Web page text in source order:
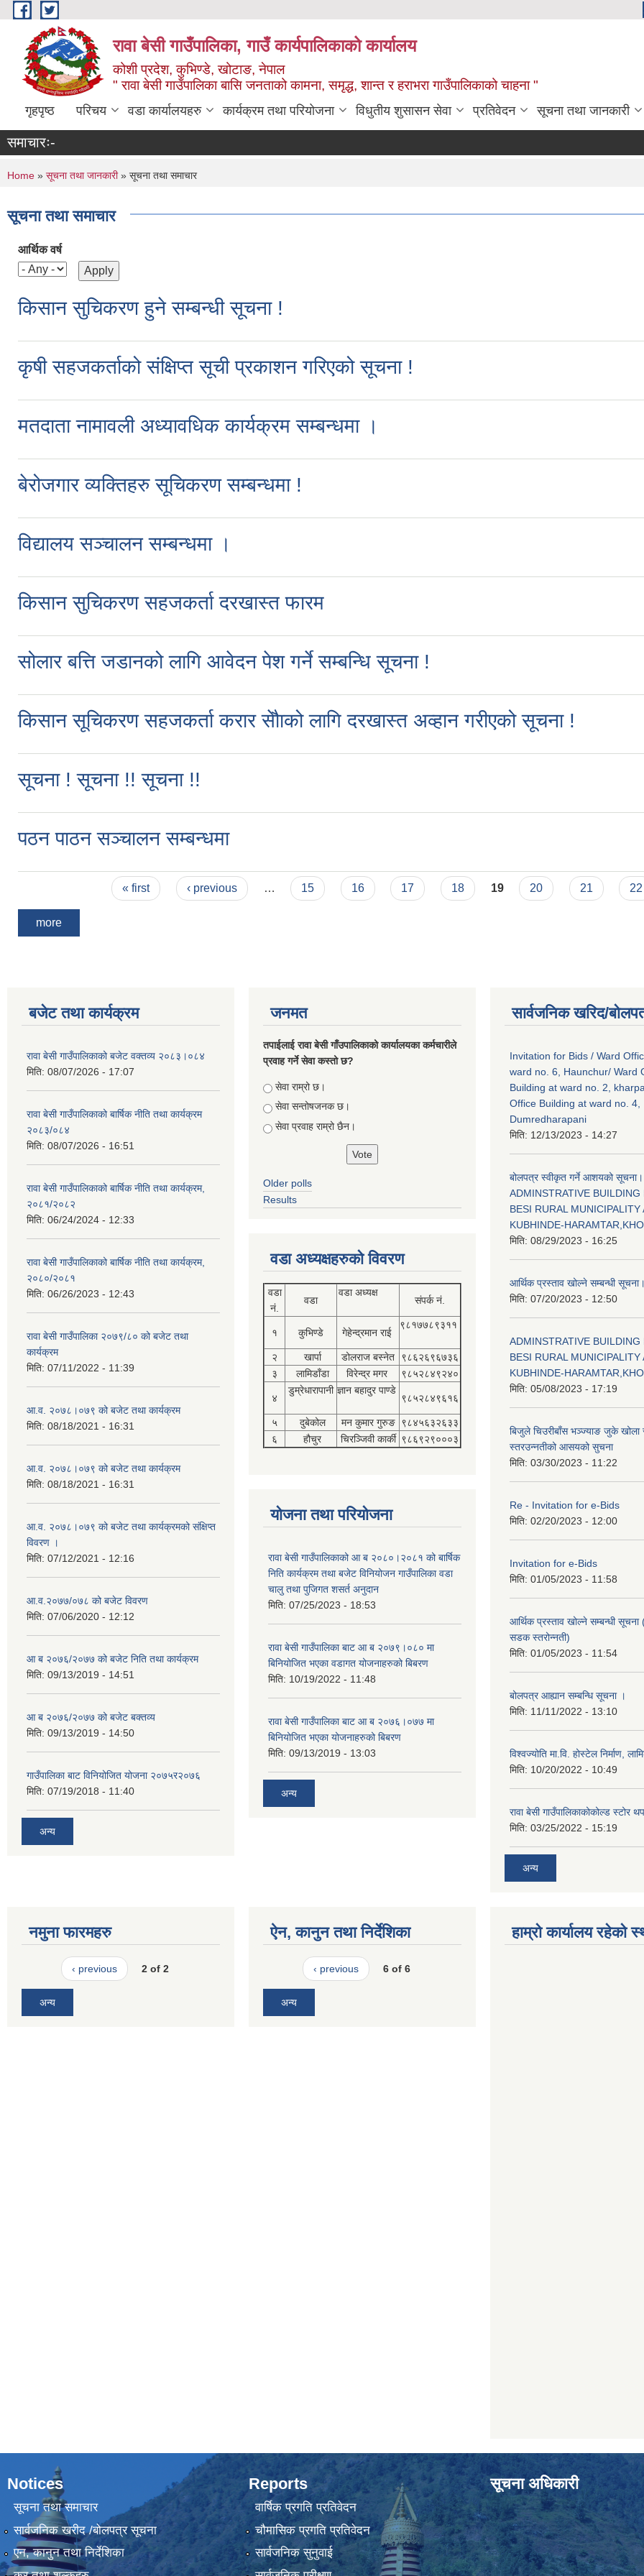
Skip to main content
रावा बेसी गाउँपालिका, गाउँ कार्यपालिकाको कार्यालय
कोशी प्रदेश, कुभिण्डे, खोटाङ, नेपाल
" रावा बेसी गाउँपालिका बासि जनताको कामना, समृद्ध, शान्त र हराभरा गाउँपालिकाको चाहना "
गृहपृष्ठ परिचय वडा कार्यालयहरु कार्यक्रम तथा परियोजना विधुतीय शुसासन सेवा प्रतिवेदन सूचना तथा जानकारी
समाचारः-
You are here
Home » सूचना तथा जानकारी» सूचना तथा समाचार
सूचना तथा समाचार
आर्थिक वर्ष
किसान सुचिकरण हुने सम्बन्धी सूचना !
कृषी सहजकर्ताको संक्षिप्त सूची प्रकाशन गरिएको सूचना !
मतदाता नामावली अध्यावधिक कार्यक्रम सम्बन्धमा ।
बेरोजगार व्यक्तिहरु सूचिकरण सम्बन्धमा !
विद्यालय सञ्चालन सम्बन्धमा ।
किसान सुचिकरण सहजकर्ता दरखास्त फारम
सोलार बत्ति जडानको लागि आवेदन पेश गर्ने सम्बन्धि सूचना !
किसान सूचिकरण सहजकर्ता करार सेौाको लागि दरखास्त अव्हान गरीएको सूचना !
सूचना ! सूचना !! सूचना !!
पठन पाठन सञ्चालन सम्बन्धमा
« first ‹ previous … 15 16 17 18 19 20 21 22
more
बजेट तथा कार्यक्रम
रावा बेसी गाउँपालिकाको बजेट वक्तव्य २०८३।०८४
मिति: 08/07/2026 - 17:07
रावा बेसी गाउँपालिकाको बार्षिक नीति तथा कार्यक्रम
२०८३/०८४
मिति: 08/07/2026 - 16:51
रावा बेसी गाउँपालिकाको बार्षिक नीति तथा कार्यक्रम,
२०८१/२०८२
मिति: 06/24/2024 - 12:33
रावा बेसी गाउँपालिकाको बार्षिक नीति तथा कार्यक्रम,
२०८०/२०८१
मिति: 06/26/2023 - 12:43
रावा बेसी गाउँपालिका २०७९/८० को बजेट तथा
कार्यक्रम
मिति: 07/11/2022 - 11:39
आ.व. २०७८।०७९ को बजेट तथा कार्यक्रम
मिति: 08/18/2021 - 16:31
आ.व. २०७८।०७९ को बजेट तथा कार्यक्रम
मिति: 08/18/2021 - 16:31
आ.व. २०७८।०७९ को बजेट तथा कार्यक्रमको संक्षिप्त
विवरण ।
मिति: 07/12/2021 - 12:16
आ.व.२०७७/०७८ को बजेट विवरण
मिति: 07/06/2020 - 12:12
आ ब २०७६/२०७७ को बजेट निति तथा कार्यक्रम
मिति: 09/13/2019 - 14:51
आ ब २०७६/२०७७ को बजेट बक्तव्य
मिति: 09/13/2019 - 14:50
गाउँपालिका बाट विनियोजित योजना २०७५र२०७६
मिति: 07/19/2018 - 11:40
अन्य
जनमत
तपाईलाई रावा बेसी गाँउपालिकाको कार्यालयका कर्मचारीले
प्रवाह गर्ने सेवा कस्तो छ?
Choices
सेवा राम्रो छ।
सेवा सन्तोषजनक छ।
सेवा प्रवाह राम्रो छैन।
Older polls
Results
वडा अध्यक्षहरुको विवरण
वडा
नं.
वडा
वडा अध्यक्ष
संपर्क नं.
१ कुभिण्डे गेहेन्द्रमान राई
९८१७७८९३११
२ खार्पा डोलराज बस्नेत
९८६२६९६७३६
३
लामिडाँडा विरेन्द्र मगर ९८५२८४९२४०
४
डुम्रेधारापानी ज्ञान बहादुर पाण्डे
९८५२८४९६१६
५ दुबेकोल मन कुमार गुरुङ ९८४५६३२६३३
६
हौचुर चिरञ्जिवी कार्की ९८६९२९०००३
योजना तथा परियोजना
रावा बेसी गाउँपालिकाको आ ब २०८०।२०८१ को बार्षिक
निति कार्यक्रम तथा बजेट विनियोजन गाउँपालिका वडा
चालु तथा पुजिगत शसर्त अनुदान
मिति: 07/25/2023 - 18:53
रावा बेसी गाउँपालिका बाट आ ब २०७९।०८० मा
बिनियोजित भएका वडागत योजनाहरुको बिबरण
मिति: 10/19/2022 - 11:48
रावा बेसी गाउँपालिका बाट आ ब २०७६।०७७ मा
बिनियोजित भएका योजनाहरुको बिबरण
मिति: 09/13/2019 - 13:03
अन्य
सार्वजनिक खरिद/
Invitation for Bids / Ward
ward no. 6, Haunchur/ Ward
Building at ward no. 2,
Office Building at ward no. 4,
Dumredharapani
मिति: 12/13/2023 - 14:27
बोलपत्र स्वीकृत गर्ने आशयको सूचना।
ADMINSTRATIVE BUILDING
BESI RURAL MUNICIPALITY
KUBHINDE-
मिति: 08/29/2023 - 16:25
आर्थिक प्रस्ताव खोल्ने सम्बन्धी सूचना।
मिति: 07/20/2023 - 12:50
ADMINSTRATIVE BUILDING
BESI RURAL MUNICIPALITY
KUBHINDE-
मिति: 05/08/2023 - 17:19
बिजुले चिउरीबाँस भञ्ज्याङ जुके
स्तरउन्नतीको आसयको सुचना
मिति: 03/30/2023 - 11:22
Re - Invitation for e-Bids
मिति: 02/20/2023 - 12:00
Invitation for e-Bids
मिति: 01/05/2023 - 11:58
आर्थिक प्रस्ताव खोल्ने सम्बन्धी
सडक स्तरोन्नती)
मिति: 01/05/2023 - 11:54
बोलपत्र आह्यान सम्बन्धि सूचना ।
मिति: 11/11/2022 - 13:10
विश्वज्योति मा.वि. होस्टेल निर्माण,
मिति: 10/20/2022 - 10:49
रावा बेसी गाउँपालिकाकोकोल्ड स्टोर
मिति: 03/25/2022 - 15:19
अन्य
नमुना फारमहरु
‹ previous 2 of 2
अन्य
ऐन, कानुन तथा निर्देशिका
‹ previous 6 of 6
अन्य
हाम्रो कार्यालय रहेको
Notices
सूचना तथा समाचार
सार्वजनिक खरीद /बोलपत्र सूचना
एन, कानुन तथा निर्देशिका
Reports
वार्षिक प्रगति प्रतिवेदन
चौमासिक प्रगति प्रतिवेदन
सार्वजनिक सुनुवाई
सूचना अधिकारी